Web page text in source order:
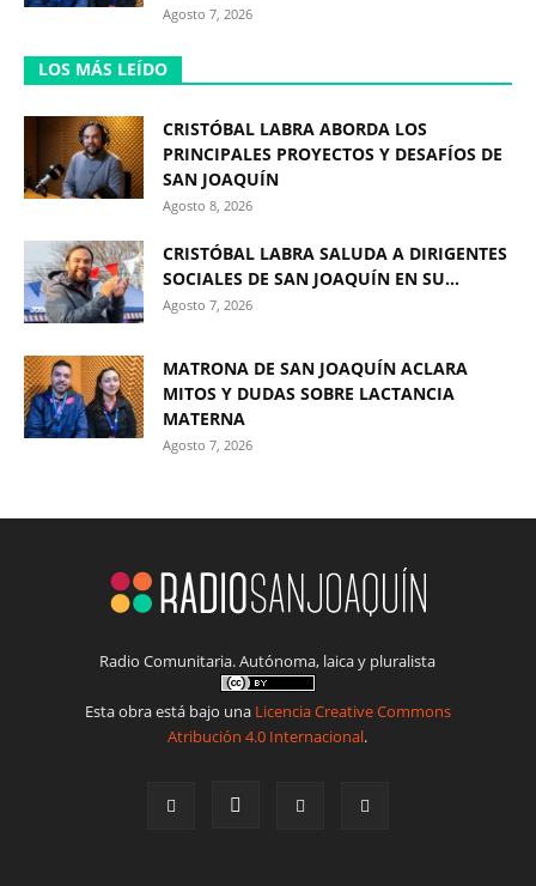
Agosto 7, 2026
LOS MÁS LEÍDO
CRISTÓBAL LABRA ABORDA LOS
PRINCIPALES PROYECTOS Y DESAFÍOS DE
SAN JOAQUÍN
Agosto 8, 2026
CRISTÓBAL LABRA SALUDA A DIRIGENTES
SOCIALES DE SAN JOAQUÍN EN SU...
Agosto 7, 2026
MATRONA DE SAN JOAQUÍN ACLARA
MITOS Y DUDAS SOBRE LACTANCIA
MATERNA
Agosto 7, 2026
Radio Comunitaria. Autónoma, laica y pluralista
Esta obra está bajo una Licencia Creative Commons
Atribución 4.0 Internacional.